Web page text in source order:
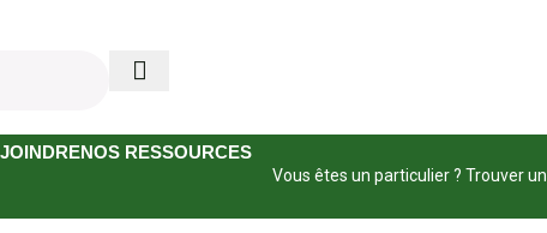
NOS RESSOURCES
Vous êtes un particulier ? Trouver